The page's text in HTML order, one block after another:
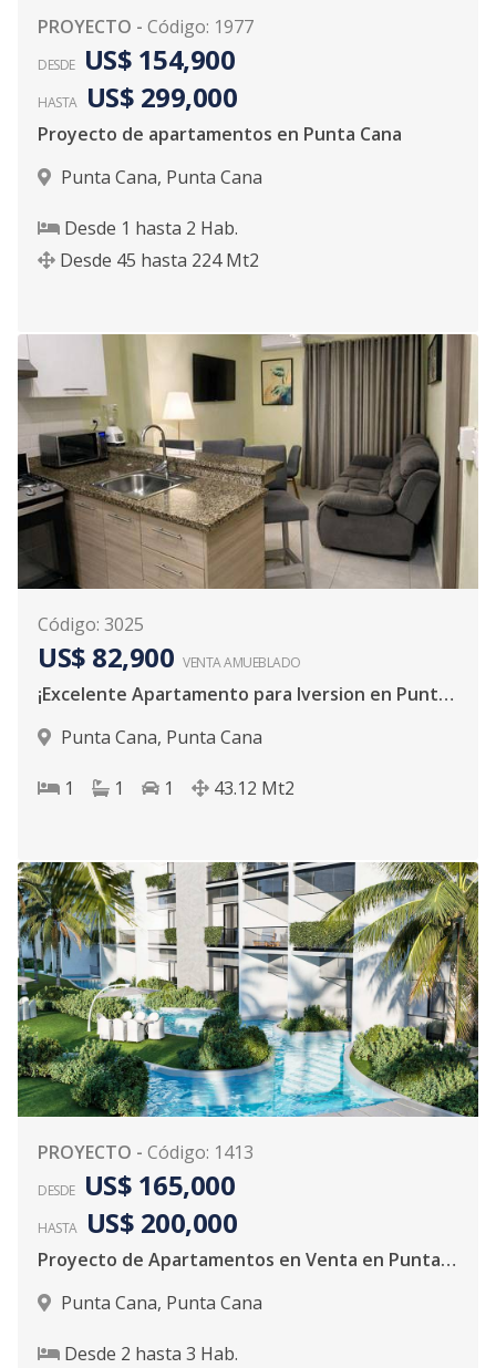
PROYECTO - Código: 1977
DESDE US$ 154,900
HASTA US$ 299,000
Proyecto de apartamentos en Punta Cana
Punta Cana, Punta Cana
Desde 1 hasta 2 Hab.
Desde 45 hasta 224 Mt2
Código: 3025
US$ 82,900 VENTA AMUEBLADO
¡Excelente Apartamento para Iversion en Punta Cana!
Punta Cana, Punta Cana
1 1 1 43.12 Mt2
PROYECTO - Código: 1413
DESDE US$ 165,000
HASTA US$ 200,000
Proyecto de Apartamentos en Venta en Punta Cana
Punta Cana, Punta Cana
Desde 2 hasta 3 Hab.